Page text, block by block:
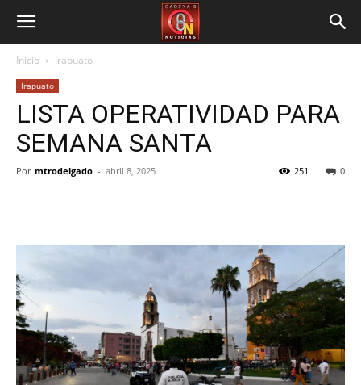
Inicio Irapuato
Irapuato
LISTA OPERATIVIDAD PARA
SEMANA SANTA
Por mtrodelgado - abril 8, 2025 0
251